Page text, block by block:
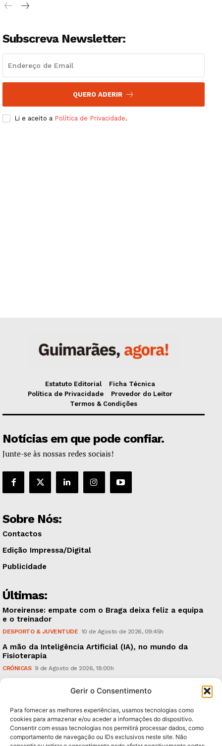
Gerir o Consentimento
Para fornecer as melhores experiências, usamos tecnologias como
cookies para armazenar e/ou aceder a informações do dispositivo.
Consentir com essas tecnologias nos permitirá processar dados, como
comportamento de navegação ou IDs exclusivos neste site. Não
Subscreva Newsletter:
QUERO ADERIR
Li e aceito a Política de Privacidade.
Estatuto Editorial
Ficha Técnica
Política de Privacidade
Provedor do Leitor
Termos & Condições
Notícias em que pode confiar.
Junte-se às nossas redes sociais!
Sobre Nós:
Contactos
Edição Impressa/Digital
Publicidade
Últimas:
Moreirense: empate com o Braga deixa feliz a equipa
e o treinador
DESPORTO & JUVENTUDE 10 de Agosto de 2026, 09:45h
A mão da Inteligência Artificial (IA), no mundo da
Fisioterapia
CRÓNICAS 9 de Agosto de 2026, 18:00h
18.926 espectadores
Subscreva Newsletter: